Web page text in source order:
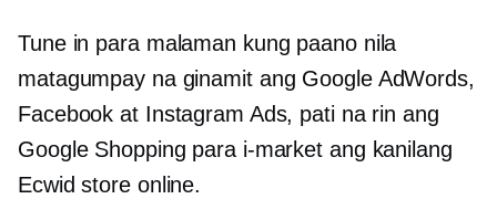
Tune in para malaman kung paano nila
matagumpay na ginamit ang Google AdWords,
Facebook at Instagram Ads, pati na rin ang
Google Shopping para i-market ang kanilang
Ecwid store online.